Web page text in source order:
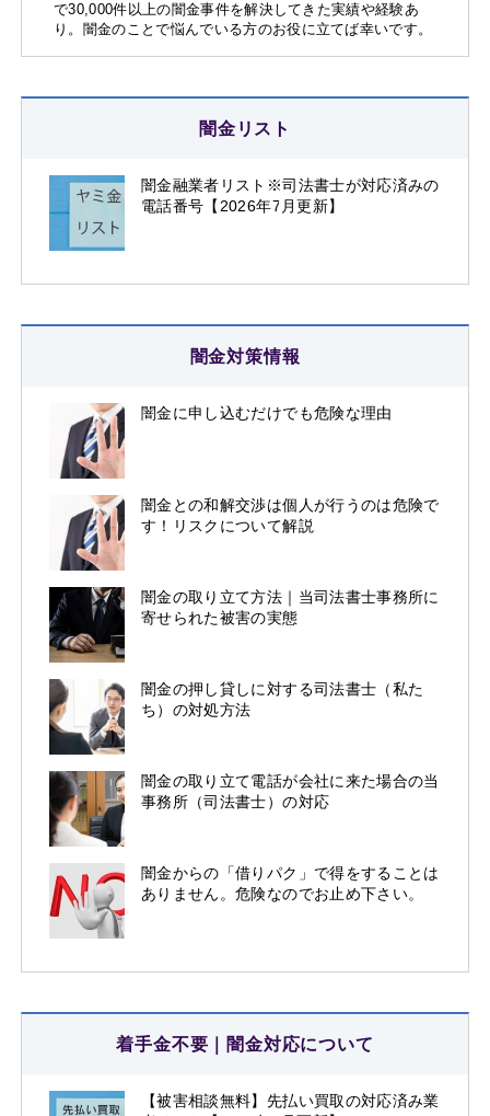
で30,000件以上の闇金事件を解決してきた実績や経験あ
り。闇金のことで悩んでいる方のお役に立てば幸いです。
闇金リスト
闇金融業者リスト※司法書士が対応済みの
電話番号【2026年7月更新】
闇金対策情報
闇金に申し込むだけでも危険な理由
闇金との和解交渉は個人が行うのは危険で
す！リスクについて解説
闇金の取り立て方法｜当司法書士事務所に
寄せられた被害の実態
闇金の押し貸しに対する司法書士（私た
ち）の対処方法
闇金の取り立て電話が会社に来た場合の当
事務所（司法書士）の対応
闇金からの「借りパク」で得をすることは
ありません。危険なのでお止め下さい。
着手金不要｜闇金対応について
【被害相談無料】先払い買取の対応済み業